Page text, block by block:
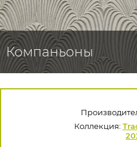
Компаньоны
Коллекция: